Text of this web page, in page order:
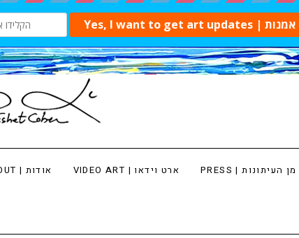
מן העיתונות | PRESS ארט וידאו | VIDEO ART אודות | ABOUT